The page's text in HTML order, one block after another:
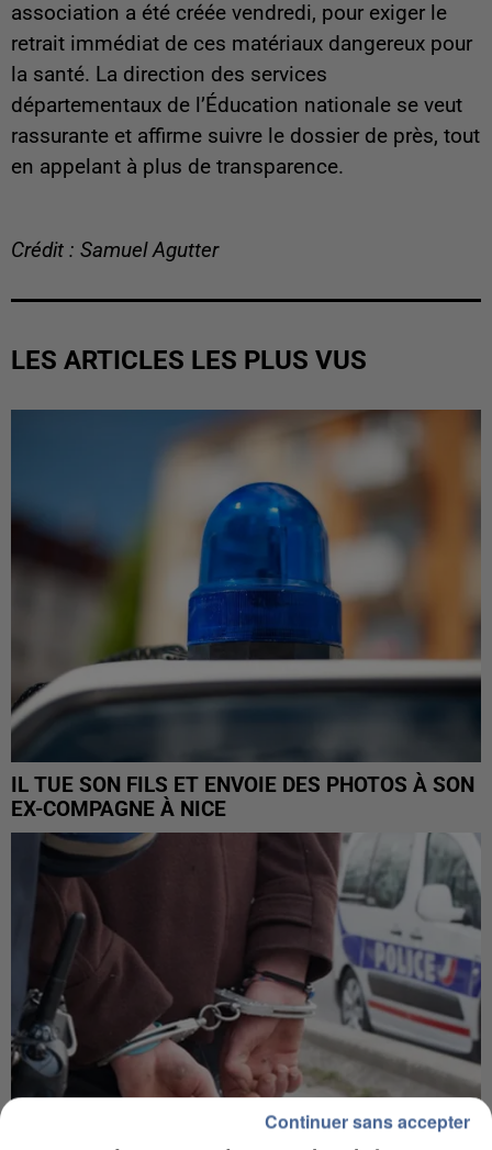
association a été créée vendredi, pour exiger le
retrait immédiat de ces matériaux dangereux pour
la santé. La direction des services
départementaux de l’Éducation nationale se veut
rassurante et affirme suivre le dossier de près, tout
en appelant à plus de transparence.
Crédit : Samuel Agutter
LES ARTICLES LES PLUS VUS
IL TUE SON FILS ET ENVOIE DES PHOTOS À SON
EX-COMPAGNE À NICE
Continuer sans accepter